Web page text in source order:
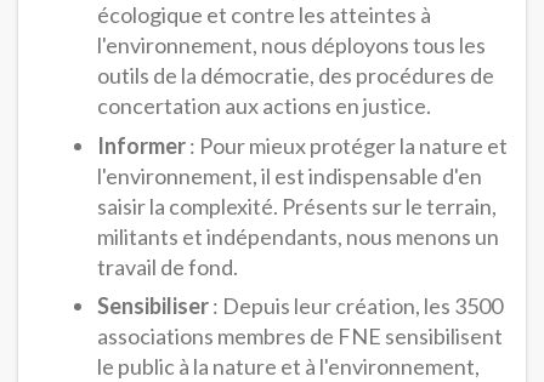
écologique et contre les atteintes à
l'environnement, nous déployons tous les
outils de la démocratie, des procédures de
concertation aux actions en justice.
Informer: Pour mieux protéger la nature et
l'environnement, il est indispensable d'en
saisir la complexité. Présents sur le terrain,
militants et indépendants, nous menons un
travail de fond.
Sensibiliser: Depuis leur création, les 3500
associations membres de FNE sensibilisent
le public à la nature et à l'environnement,